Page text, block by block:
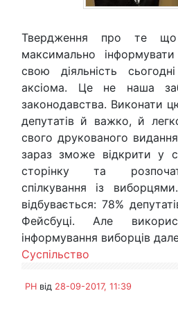
Твердження про те
максимально
свою діяльність
аксіома. Це не наша
законодавства. Виконати
депутатів й важко, й
свого друкованого
зараз зможе відкрити у
сторінку та
спілкування із
відбувається: 78%
Фейсбуці. Але
інформування виборців
Суспільство
PH від 28-09-2017, 11:39